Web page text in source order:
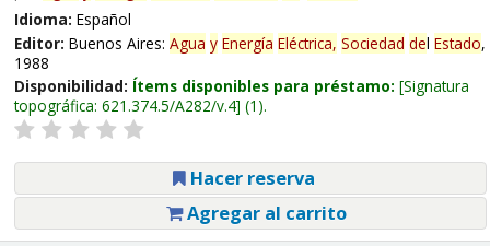
Idioma: Español
Editor: Buenos Aires: Agua y Energía Eléctrica, Sociedad del Estado,
1988
Disponibilidad: Ítems disponibles para préstamo: Signatura
topográfica: 621.374.5/A282/v.4 (1).
Hacer reserva
Agregar al carrito